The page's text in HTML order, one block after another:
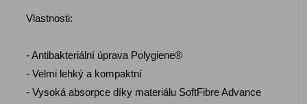
Vlastnosti:
- Antibakteriální úprava Polygiene®
- Velmi lehký a kompaktní
- Vysoká absorpce díky materiálu SoftFibre Advance